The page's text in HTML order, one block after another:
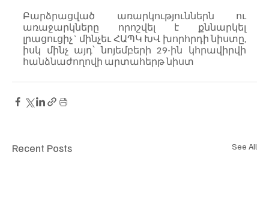
Բարձրացված առարկություններն ու
առաջարկները որոշվել է քննարկել
լրացուցիչ` մինչեւ ՀԱՊԿ ԽՎ խորհրդի նիստը,
իսկ մինչ այդ՝ նոյեմբերի 29-ին կհրավիրվի
հանձնաժողովի արտահերթ նիստ
Recent Posts See All